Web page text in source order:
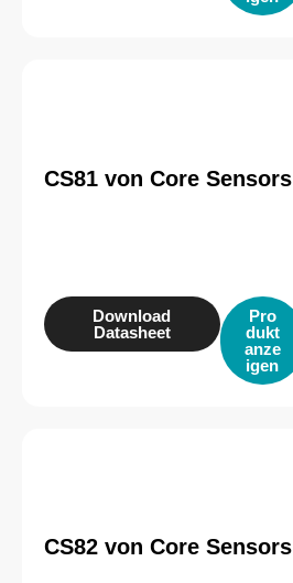
CS81 von Core Sensors
Pro
dukt
anze
igen
Download
Datasheet
CS82 von Core Sensors